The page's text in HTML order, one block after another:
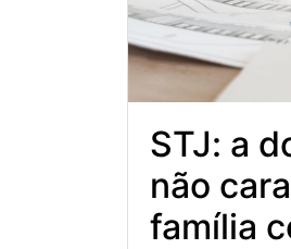
STJ: a
não
família